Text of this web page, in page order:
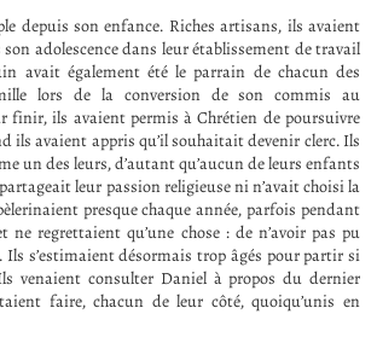
depuis son enfance. Riches artisans, ils avaient
son adolescence dans leur établissement de travail
avait également été le parrain de chacun des
lors de la conversion de son commis au
finir, ils avaient permis à Chrétien de poursuivre
ils avaient appris qu’il souhaitait devenir clerc. Ils
un des leurs, d’autant qu’aucun de leurs enfants
leur passion religieuse ni n’avait choisi la
presque chaque année, parfois pendant
ne regrettaient qu’une chose : de n’avoir pas pu
Ils s’estimaient désormais trop âgés pour partir si
venaient consulter Daniel à propos du dernier
faire, chacun de leur côté, quoiqu’unis en